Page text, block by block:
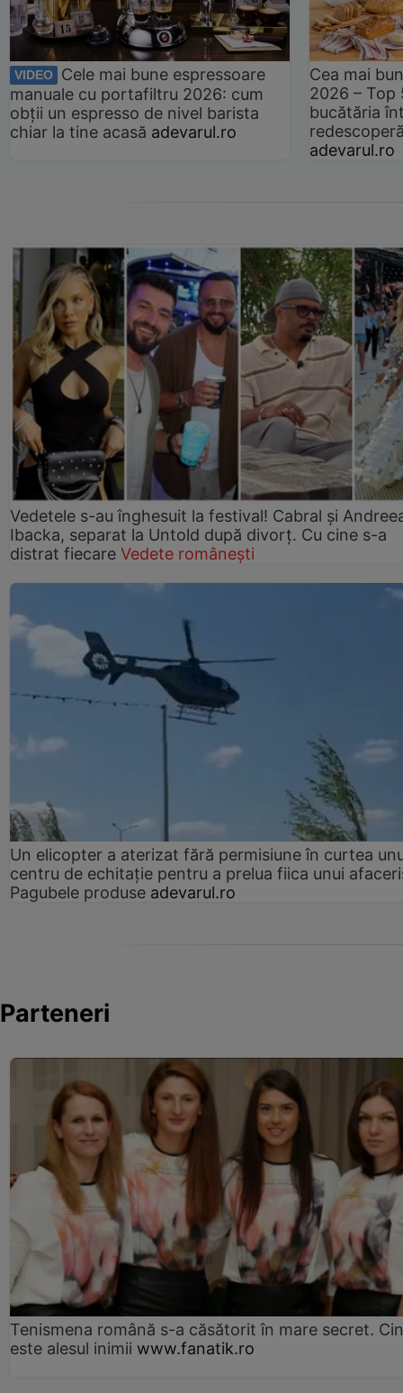
VIDEO
Cele mai bune espressoare
manuale cu portafiltru 2026: cum
obții un espresso de nivel barista
chiar la tine acasă adevarul.ro
Cea mai
2026 –
bucătăria
adevarul.ro
Vedetele s-au înghesuit la festival! Cabral și
Ibacka, separat la Untold după divorț. Cu cine s-a
distrat fiecare Vedete românești
Un elicopter a aterizat fără permisiune în curtea
centru de echitație pentru a prelua fiica unui
Pagubele produse adevarul.ro
Parteneri
Tenismena română s-a căsătorit în mare secret.
este alesul inimii www.fanatik.ro